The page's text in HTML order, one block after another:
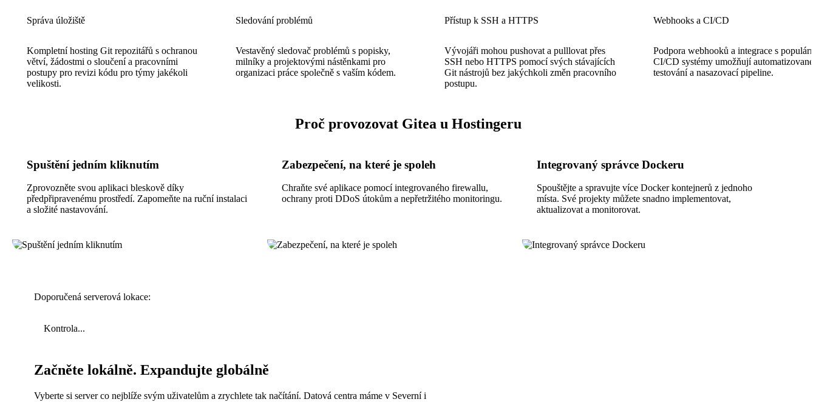
Správa úložiště
Kompletní hosting Git repozitářů s ochranou
větví, žádostmi o sloučení a pracovními
postupy pro revizi kódu pro týmy jakékoli
velikosti.
Sledování problémů
Vestavěný sledovač problémů s popisky,
milníky a projektovými nástěnkami pro
organizaci práce společně s vaším kódem.
Přístup k SSH a HTTPS
Vývojáři mohou pushovat a pulllovat přes
SSH nebo HTTPS pomocí svých stávajících
Git nástrojů bez jakýchkoli změn pracovního
postupu.
Webhooks a CI/CD
Podpora webhooků a integrace s
CI/CD systémy umožňují automatizované
testování a nasazovací pipeline.
Proč provozovat Gitea u Hostingeru
Spuštění jedním kliknutím
Zprovozněte svou aplikaci bleskově díky
předpřipravenému prostředí. Zapomeňte na ruční instalaci
a složité nastavování.
Zabezpečení, na které je spoleh
Chraňte své aplikace pomocí integrovaného firewallu,
ochrany proti DDoS útokům a nepřetržitého monitoringu.
Integrovaný správce Dockeru
Spouštějte a spravujte více Docker kontejnerů z jednoho
místa. Své projekty můžete snadno implementovat,
aktualizovat a monitorovat.
Doporučená serverová lokace:
Kontrola...
Začněte lokálně. Expandujte globálně
Vyberte si server co nejblíže svým uživatelům a zrychlete tak načítání. Datová centra máme v Severní i